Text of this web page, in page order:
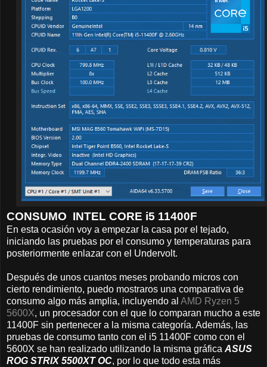
CONSUMO INTEL CORE i5 11400F
En esta ocasión voy a empezar la casa por el tejado,
iniciando las pruebas por el consumo y temperaturas para
posteriormente enlazar con el Undervolt.
Después de unos cuantos meses probando micros con
cierto rendimiento, puedo mostraros una comparativa de
consumo algo más amplia, incluyendo al AMD Ryzen 5
5600X, un procesador con el que lo comparan mucho a este
11400F sin pertenecer a la misma categoría. Además, las
pruebas de consumo tanto con el i5 11400F como con el
5600X se han realizado utilizando la misma gráfica ASUS
ROG STRIX 5500XT OC, por lo que todo esta más